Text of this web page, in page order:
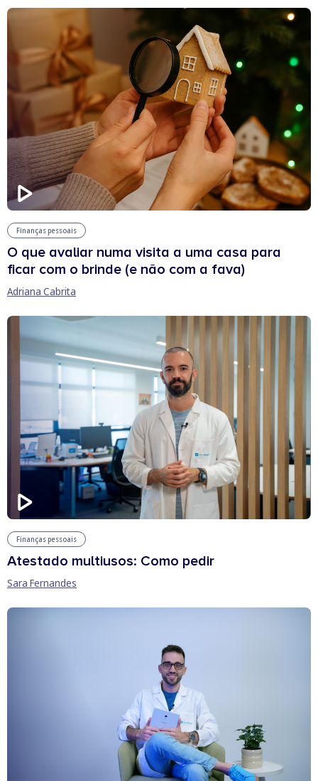
Finanças pessoais
O que avaliar numa visita a uma casa para
ficar com o brinde (e não com a fava)
Adriana Cabrita
Finanças pessoais
Atestado multiusos: Como pedir
Sara Fernandes